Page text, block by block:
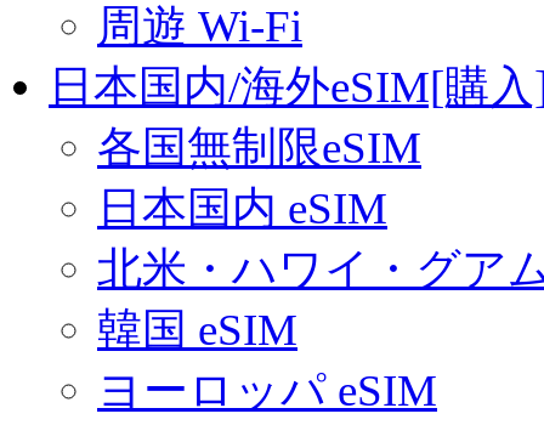
周遊 Wi-Fi
日本国内/海外eSIM[購
各国無制限eSIM
日本国内 eSIM
北米・ハワイ・グア
韓国 eSIM
ヨーロッパ eSIM